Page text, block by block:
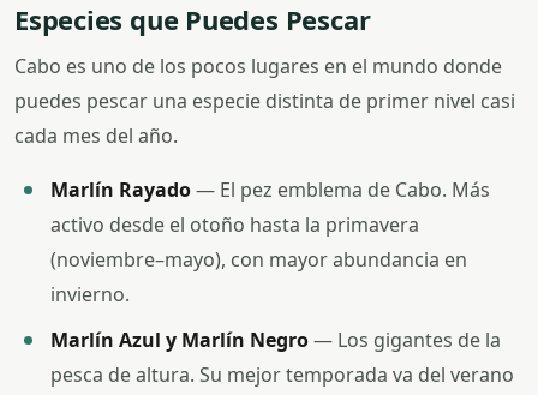
Especies que Puedes Pescar
Cabo es uno de los pocos lugares en el mundo donde
puedes pescar una especie distinta de primer nivel casi
cada mes del año.
Marlín Rayado— El pez emblema de Cabo. Más
activo desde el otoño hasta la primavera
(noviembre–mayo), con mayor abundancia en
invierno.
Marlín Azul y Marlín Negro— Los gigantes de la
pesca de altura. Su mejor temporada va del verano